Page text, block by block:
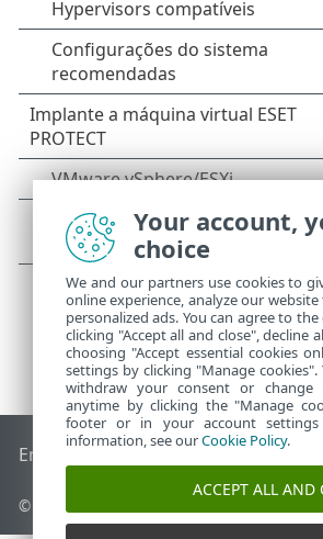
End of Life Base de conhecimento
© 1992 - 2026 ESET, spol. s r.o. - Todos os
Your account,
choice
We and our partners use cookies to
online experience, analyze our
personalized ads. You can agree to
clicking "Accept all and close", decline
choosing "Accept essential cookies
settings by clicking "Manage
withdraw your consent or change
anytime by clicking the "Manage
footer or in your account settings
information, see ourCookie Policy.
ACCEPT ALL AND